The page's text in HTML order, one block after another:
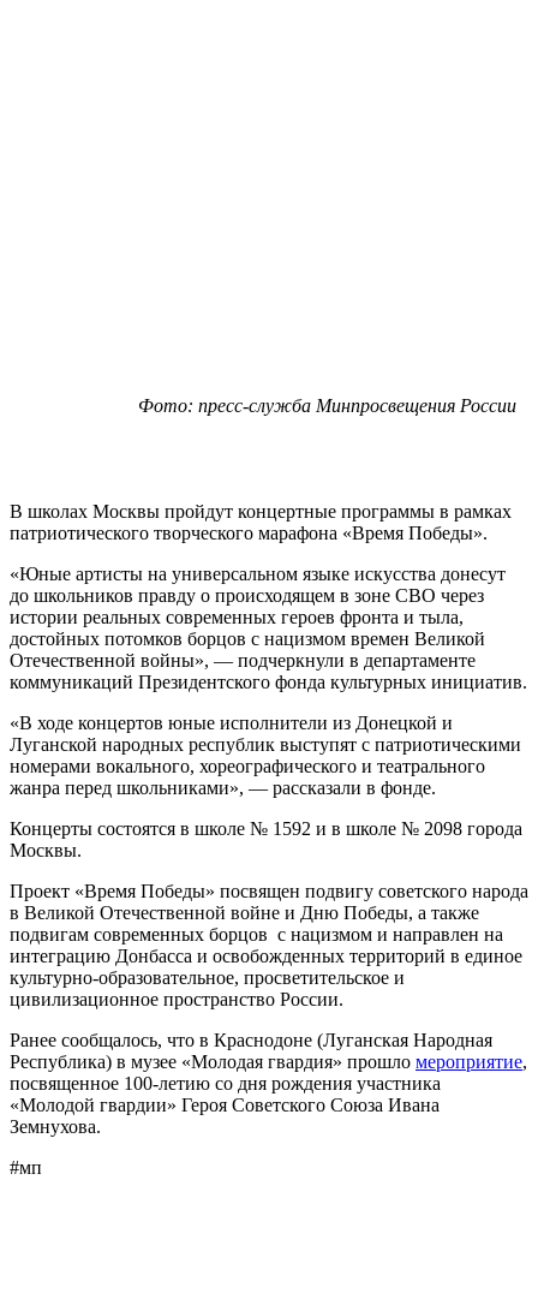
Фото: пресс-служба Минпросвещения России
В школах Москвы пройдут концертные программы в рамках
патриотического творческого марафона «Время Победы».
«Юные артисты на универсальном языке искусства донесут
до школьников правду о происходящем в зоне СВО через
истории реальных современных героев фронта и тыла,
достойных потомков борцов с нацизмом времен Великой
Отечественной войны», — подчеркнули в департаменте
коммуникаций Президентского фонда культурных инициатив.
«В ходе концертов юные исполнители из Донецкой и
Луганской народных республик выступят с патриотическими
номерами вокального, хореографического и театрального
жанра перед школьниками», — рассказали в фонде.
Концерты состоятся в школе № 1592 и в школе № 2098 города
Москвы.
Проект «Время Победы» посвящен подвигу советского народа
в Великой Отечественной войне и Дню Победы, а также
подвигам современных борцов с нацизмом и направлен на
интеграцию Донбасса и освобожденных территорий в единое
культурно-образовательное, просветительское и
цивилизационное пространство России.
Ранее сообщалось, что в Краснодоне (Луганская Народная
Республика) в музее «Молодая гвардия» прошло мероприятие,
посвященное 100-летию со дня рождения участника
«Молодой гвардии» Героя Советского Союза Ивана
Земнухова.
#мп